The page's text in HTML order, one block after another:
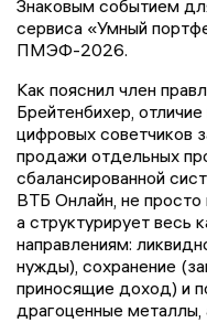
Знаковым событием
сервиса «Умный
ПМЭФ-2026.
Как пояснил член
Брейтенбихер,
цифровых советчиков
продажи отдельных
сбалансированной
ВТБ Онлайн, не просто
а структурирует весь
направлениям:
нужды), сохранение
приносящие доход) и
драгоценные металлы,